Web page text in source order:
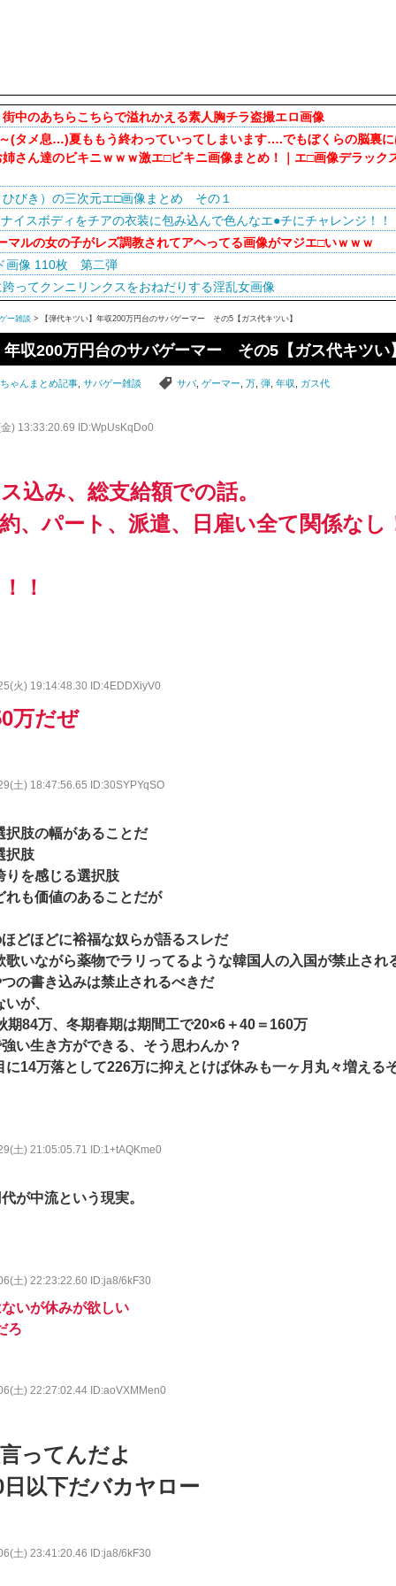
中のあちらこちらで溢れかえる素人胸チラ盗撮エロ画像
(タメ息…)夏ももう終わっていってしまいます….でもぼくらの脳裏
さん達のビキニｗｗｗ激エ□ビキニ画像まとめ！｜エ□画像デラック
びき）の三次元エ□画像まとめ その１
イスボディをチアの衣装に包み込んで色んなエ●チにチャレンジ！！
マルの女の子がレズ調教されてアヘってる画像がマジエ□いｗｗｗ
画像 110枚 第二弾
ってクンニリンクスをおねだりする淫乱女画像
ー雑談 > 【弾代キツい】年収200万円台のサバゲーマー その5【ガス代キツい】
年収200万円台のサバゲーマー その5【ガス代キツい
ゃんまとめ記事 サバゲー雑談 サバ ゲーマー 万 弾 年収 ガス代
) 13:33:20.69 ID:WpUsKqDo0
込み、総支給額での話。
、パート、派遣、日雇い全て関係なし
！
火) 19:14:48.30 ID:4EDDXiyV0
万だぜ
土) 18:47:56.65 ID:30SYPYqSO
択肢の幅があることだ
択肢
りを感じる選択肢
れも価値のあることだが
どほどに裕福な奴らが語るスレだ
歌いながら薬物でラリってるような韓国人の入国が禁止され
の書き込みは禁止されるべきだ
が、
期84万、冬期春期は期間工で20×6＋40＝160万
い生き方ができる、そう思わんか？
に14万落として226万に抑えとけば休みも一ヶ月丸々増える
土) 21:05:05.71 ID:1+tAQKme0
が中流という現実。
土) 22:23:22.60 ID:ja8/6kF30
いが休みが欲しい
ろ
土) 22:27:02.44 ID:aoVXMMen0
ってんだよ
以下だバカヤロー
土) 23:41:20.46 ID:ja8/6kF30